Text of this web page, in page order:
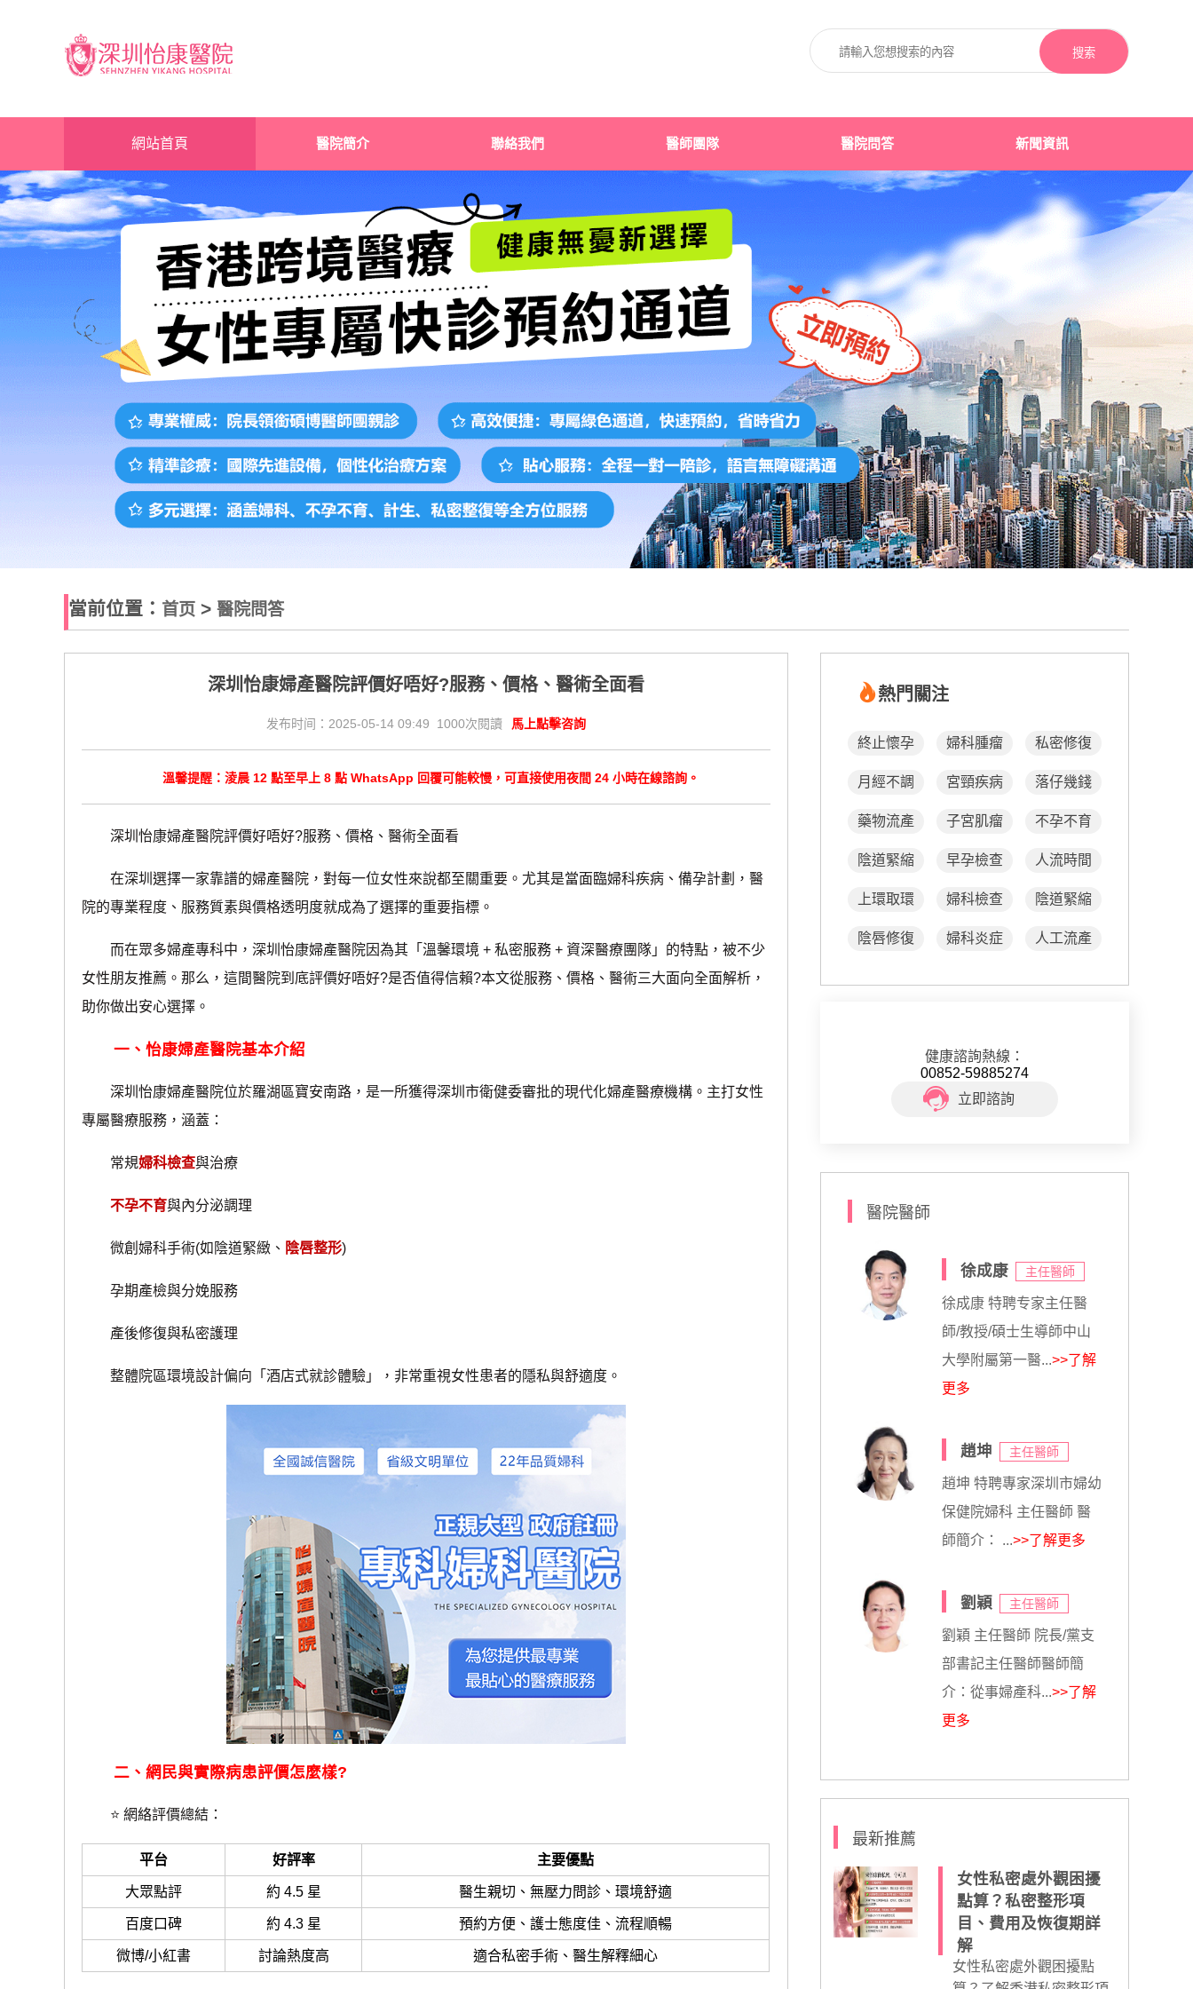
搜索
網站首頁 醫院簡介 聯絡我們 醫師團隊 醫院問答 新聞資訊
當前位置： 首页 > 醫院問答
深圳怡康婦產醫院評價好唔好?服務、價格、醫術全面看
发布时间：2025-05-14 09:49 1000次閱讀 馬上點擊咨詢
溫馨提醒：淩晨 12 點至早上 8 點 WhatsApp 回覆可能較慢，可直接使用夜間 24 小時在線諮詢。
深圳怡康婦產醫院評價好唔好?服務、價格、醫術全面看
在深圳選擇一家靠譜的婦產醫院，對每一位女性來說都至關重要。尤其是當面臨婦科疾病、備孕計劃，醫
院的專業程度、服務質素與價格透明度就成為了選擇的重要指標。
而在眾多婦產專科中，深圳怡康婦產醫院因為其「溫馨環境 + 私密服務 + 資深醫療團隊」的特點，被不少
女性朋友推薦。那么，這間醫院到底評價好唔好?是否值得信賴?本文從服務、價格、醫術三大面向全面解析，
助你做出安心選擇。
一、怡康婦產醫院基本介紹
深圳怡康婦產醫院位於羅湖區寶安南路，是一所獲得深圳市衛健委審批的現代化婦產醫療機構。主打女性
專屬醫療服務，涵蓋：
常規婦科檢查與治療
不孕不育與內分泌調理
微創婦科手術(如陰道緊緻、 陰唇整形)
孕期產檢與分娩服務
產後修復與私密護理
整體院區環境設計偏向「酒店式就診體驗」，非常重視女性患者的隱私與舒適度。
二、網民與實際病患評價怎麼樣?
⭐ 網絡評價總結：
平台 好評率 主要優點
大眾點評 約 4.5 星 醫生親切、無壓力問診、環境舒適
百度口碑 約 4.3 星 預約方便、護士態度佳、流程順暢
微博/小紅書 討論熱度高 適合私密手術、醫生解釋細心
熱門關注
終止懷孕 婦科腫瘤 私密修復
月經不調 宮頸疾病 落仔幾錢
藥物流產 子宮肌瘤 不孕不育
陰道緊縮 早孕檢查 人流時間
上環取環 婦科檢查 陰道緊縮
陰唇修復 婦科炎症 人工流產
健康諮詢熱線：
00852-59885274
立即諮詢
醫院醫師
徐成康 主任醫師
徐成康 特聘专家主任醫
師/教授/碩士生導師中山
大學附屬第一醫...>>了解
更多
趙坤 主任醫師
趙坤 特聘專家深圳市婦幼
保健院婦科 主任醫師 醫
師簡介： ...>>了解更多
劉穎 主任醫師
劉穎 主任醫師 院長/黨支
部書記主任醫師醫師簡
介：從事婦產科...>>了解
更多
最新推薦
女性私密處外觀困擾
點算？私密整形項
目、費用及恢復期詳
解
女性私密處外觀困擾點